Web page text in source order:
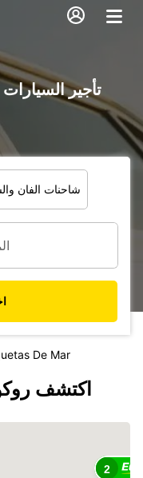
تأجير
شاحنات الفان
De Mar
اكتشف
2